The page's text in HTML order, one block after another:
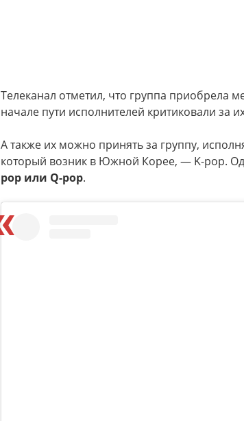
Телеканал отметил, что группа приобрела
начале пути исполнителей критиковали за
А также их можно принять за группу,
который возник в Южной Корее, — K-pop.
pop или Q-pop.